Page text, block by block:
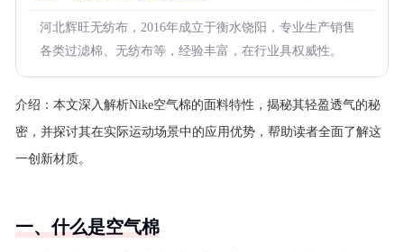
河北辉旺无纺布，2016年成立于衡水饶阳，专业生产销售
各类过滤棉、无纺布等，经验丰富，在行业具权威性。
介绍： 本文深入解析Nike空气棉的面料特性，揭秘其轻盈透气的秘
密，并探讨其在实际运动场景中的应用优势，帮助读者全面了解这
一创新材质。
一、什么是空气棉